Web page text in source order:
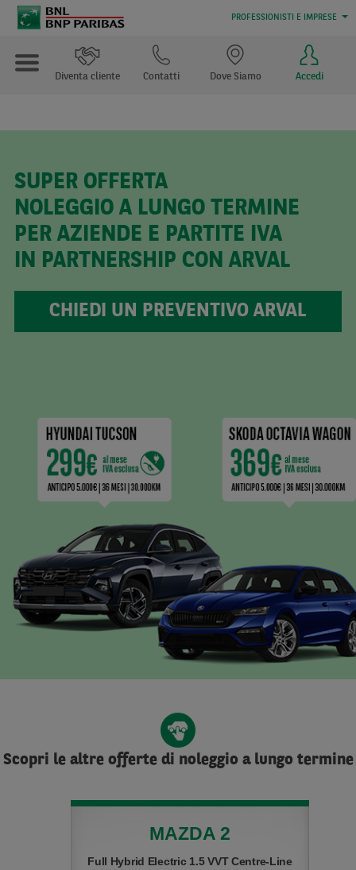
PROFESSIONISTI E IMPRESE
Accedi
Dove Siamo
Contatti
Diventa cliente
SUPER OFFERTA
NOLEGGIO A LUNGO TERMINE
PER AZIENDE E PARTITE IVA
IN PARTNERSHIP CON ARVAL
CHIEDI UN PREVENTIVO ARVAL
Scopri le altre offerte di noleggio a lungo termine
MAZDA 2
Full Hybrid Electric 1.5 VVT Centre-Line